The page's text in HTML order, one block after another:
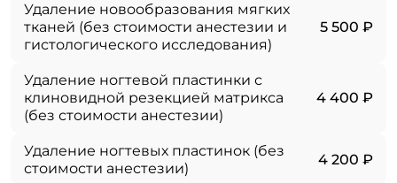
Удаление новообразования мягких
тканей (без стоимости анестезии и
гистологического исследования)
5 500 ₽
Удаление ногтевой пластинки с
клиновидной резекцией матрикса
(без стоимости анестезии)
4 400 ₽
Удаление ногтевых пластинок (без
стоимости анестезии)
4 200 ₽